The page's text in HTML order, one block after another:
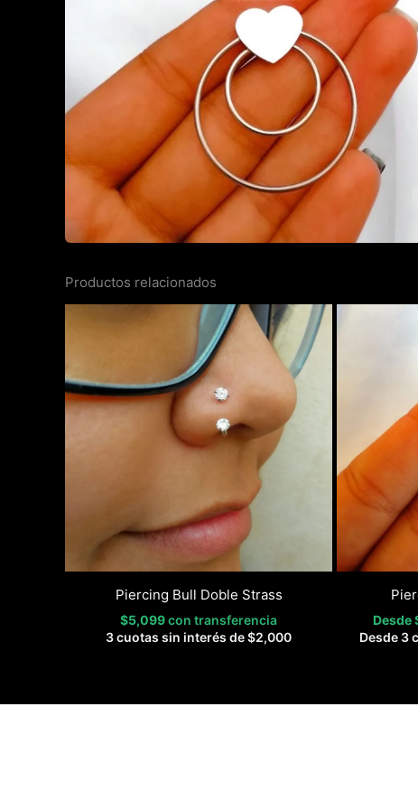
Productos relacionados
Piercing Bull Doble Strass
$5,099con transferencia
3 cuotas sin interés de$2,000
Desde
Desde 3